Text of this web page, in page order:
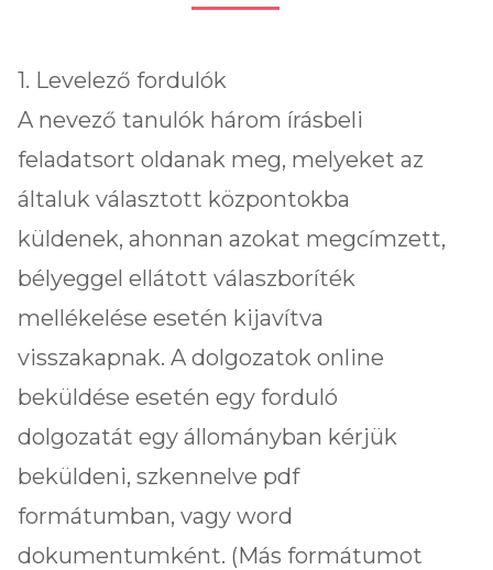
1. Levelező fordulók
A nevező tanulók három írásbeli
feladatsort oldanak meg, melyeket az
általuk választott központokba
küldenek, ahonnan azokat megcímzett,
bélyeggel ellátott válaszboríték
mellékelése esetén kijavítva
visszakapnak. A dolgozatok online
beküldése esetén egy forduló
dolgozatát egy állományban kérjük
beküldeni, szkennelve pdf
formátumban, vagy word
dokumentumként. (Más formátumot